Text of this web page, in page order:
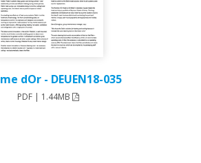
Pomme dOr - DEUEN18-035